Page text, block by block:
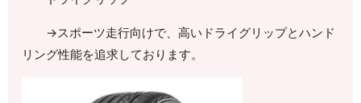
→スポーツ走行向けで、高いドライグリップとハンド
リング性能を追求しております。